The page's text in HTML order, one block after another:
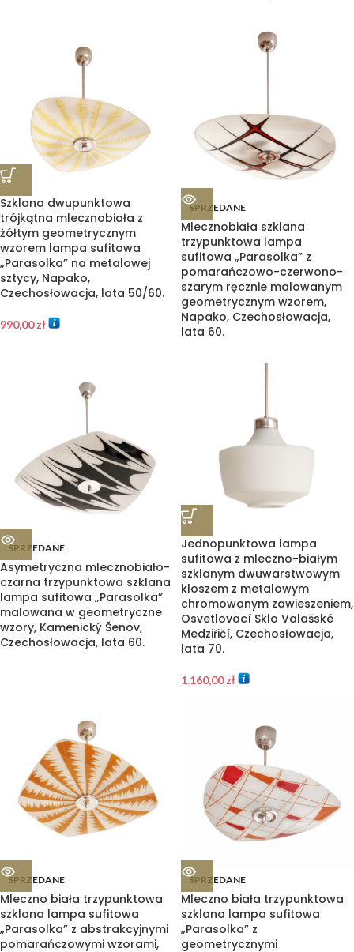
Szklana dwupunktowa
trójkątna mlecznobiała z
żółtym geometrycznym
wzorem lampa sufitowa
„Parasolka” na metalowej
sztycy, Napako,
Czechosłowacja, lata 50/60.
990,00zł
SPRZEDANE
Mlecznobiała szklana
trzypunktowa lampa
sufitowa „Parasolka” z
pomarańczowo-czerwono-
szarym ręcznie malowanym
geometrycznym wzorem,
Napako, Czechosłowacja,
lata 60.
SPRZEDANE
Asymetryczna mlecznobiało-
czarna trzypunktowa szklana
lampa sufitowa „Parasolka”
malowana w geometryczne
wzory, Kamenický Šenov,
Czechosłowacja, lata 60.
Jednopunktowa lampa
sufitowa z mleczno-białym
szklanym dwuwarstwowym
kloszem z metalowym
chromowanym zawieszeniem,
Osvetlovací Sklo Valašské
Medziřičí, Czechosłowacja,
lata 70.
1.160,00zł
SPRZEDANE
Mleczno biała trzypunktowa
szklana lampa sufitowa
„Parasolka” z abstrakcyjnymi
pomarańczowymi wzorami,
SPRZEDANE
Mleczno biała trzypunktowa
szklana lampa sufitowa
„Parasolka” z
geometrycznymi